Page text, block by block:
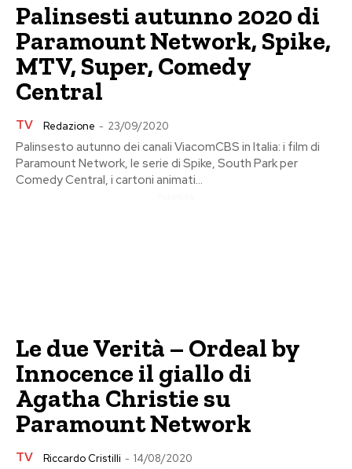
Palinsesti autunno 2020 di
Paramount Network, Spike,
MTV, Super, Comedy
Central
TV Redazione - 23/09/2020
Palinsesto autunno dei canali ViacomCBS in Italia: i film di
Paramount Network, le serie di Spike, South Park per
Comedy Central, i cartoni animati...
Le due Verità – Ordeal by
Innocence il giallo di
Agatha Christie su
Paramount Network
TV Riccardo Cristilli - 14/08/2020